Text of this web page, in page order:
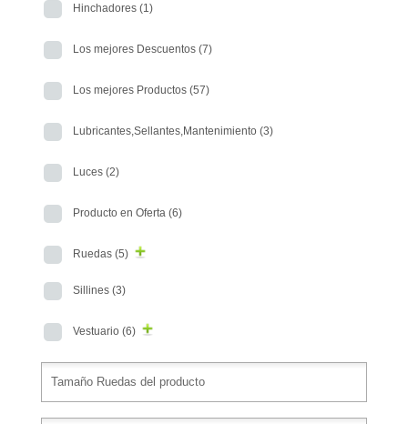
Hinchadores (1)
Los mejores Descuentos (7)
Los mejores Productos (57)
Lubricantes,Sellantes,Mantenimiento (3)
Luces (2)
Producto en Oferta (6)
Ruedas (5)
Sillines (3)
Vestuario (6)